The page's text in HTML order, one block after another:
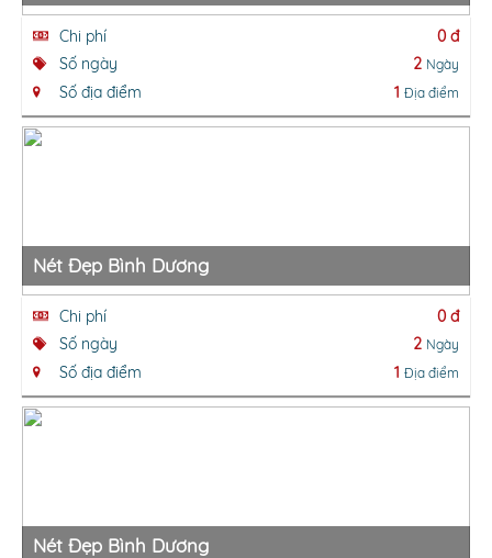
Chi phí
0 đ
Số ngày
2 Ngày
Số địa điểm 1 Địa điểm
Nét Đẹp Bình Dương
Chi phí
0 đ
Số ngày
2 Ngày
Số địa điểm 1 Địa điểm
Nét Đẹp Bình Dương